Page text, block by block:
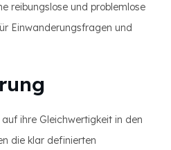
reibungslose und problemlose
Einwanderungsfragen und
auf ihre Gleichwertigkeit in den
die klar definierten